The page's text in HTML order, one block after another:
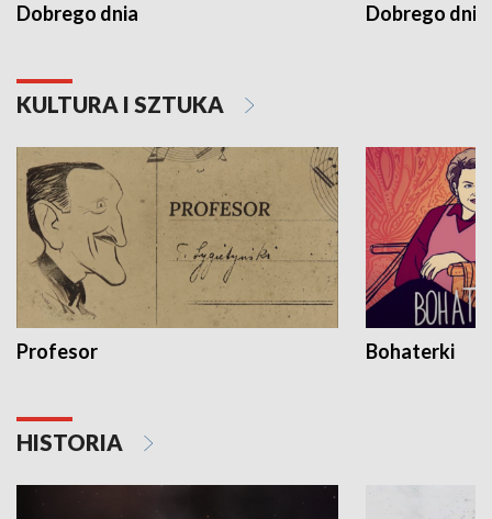
Dobrego dnia Dobrego dnia
KULTURA I SZTUKA
Profesor Bohaterki
HISTORIA